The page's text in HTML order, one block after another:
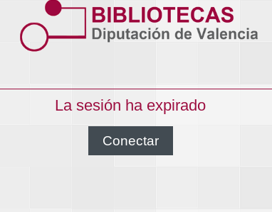
La sesión ha expirado
Conectar